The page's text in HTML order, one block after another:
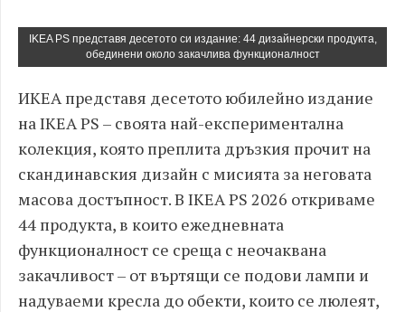
IKEA PS представя десетото си издание: 44 дизайнерски продукта,
обединени около закачлива функционалност
ИКЕА представя десетото юбилейно издание
на IKEA PS – своята най-експериментална
колекция, която преплита дръзкия прочит на
скандинавския дизайн с мисията за неговата
масова достъпност. В IKEA PS 2026 откриваме
44 продукта, в които ежедневната
функционалност се среща с неочаквана
закачливост – от въртящи се подови лампи и
надуваеми кресла до обекти, които се люлеят,